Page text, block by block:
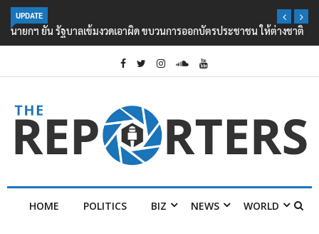
UPDATE
นายกฯ ยัน รัฐบาลเข้มงวดเอาผิด ขบวนการออกบัตรประชาชน ให้ต่างชาติ
HOME POLITICS BIZ NEWS WORLD